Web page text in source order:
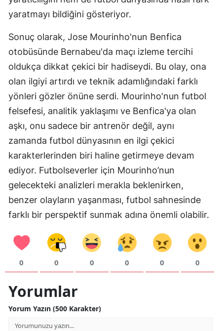
yaratmayı bildiğini gösteriyor.
Sonuç olarak, Jose Mourinho'nun Benfica
otobüsünde Bernabeu'da maçı izleme tercihi
oldukça dikkat çekici bir hadiseydi. Bu olay, ona
olan ilgiyi artırdı ve teknik adamlığındaki farklı
yönleri gözler önüne serdi. Mourinho'nun futbol
felsefesi, analitik yaklaşımı ve Benfica'ya olan
aşkı, onu sadece bir antrenör değil, aynı
zamanda futbol dünyasının en ilgi çekici
karakterlerinden biri haline getirmeye devam
ediyor. Futbolseverler için Mourinho’nun
gelecekteki analizleri merakla beklenirken,
benzer olayların yaşanması, futbol sahnesinde
farklı bir perspektif sunmak adına önemli olabilir.
0 0 0 0 0 0
Yorumlar
Yorum Yazın (500 Karakter)